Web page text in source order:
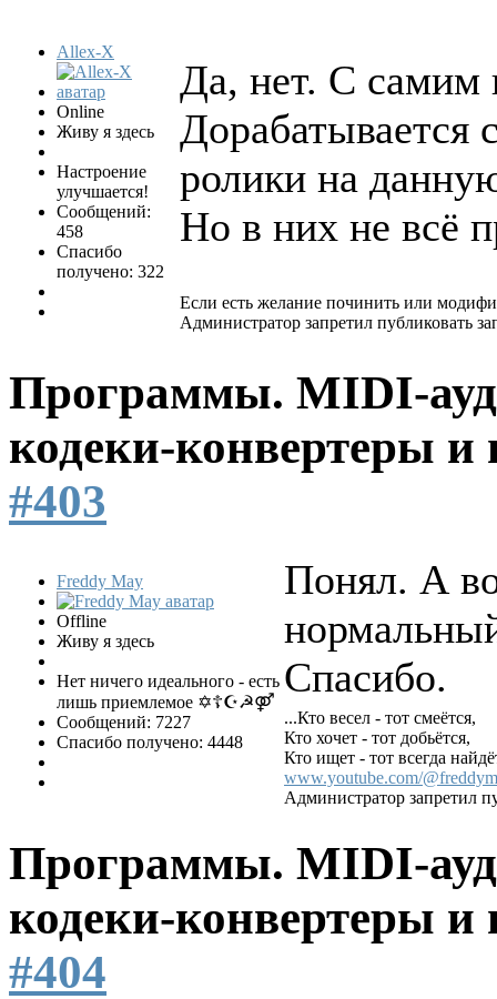
Allex-X
Online
Живу я здесь
Настроение
улучшается!
Сообщений:
458
Спасибо
получено: 322
Да, нет. С самим
Дорабатывается
ролики на
Но в них не всё
Если есть желание починить или
Администратор запретил публиковать
Программы. MIDI-
кодеки-конвертеры
#403
Freddy May
Offline
Живу я здесь
Нет ничего идеального - есть
лишь приемлемое ✡☦☪☭⚤
Сообщений: 7227
Спасибо получено: 4448
Понял. А
Спасибо.
...Кто весел - тот смеётся,
Кто хочет - тот добьётся,
Кто ищет - тот всегда
www.youtube.com/
Администратор запретил
Программы. MIDI-
кодеки-конвертеры
#404